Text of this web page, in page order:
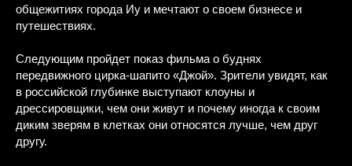
общежитиях города Иу и мечтают о своем бизнесе и
путешествиях.
Следующим пройдет показ фильма о буднях
передвижного цирка-шапито «Джой». Зрители увидят, как
в российской глубинке выступают клоуны и
дрессировщики, чем они живут и почему иногда к своим
диким зверям в клетках они относятся лучше, чем друг
другу.